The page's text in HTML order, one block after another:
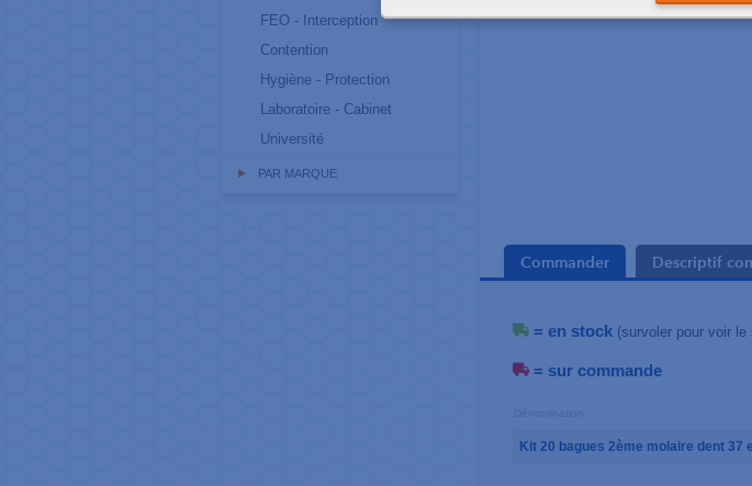
FEO - Interception
Contention
Hygiène - Protection
Laboratoire - Cabinet
Université
PAR MARQUE
Commander Descriptif
= en stock (survoler pour voir le
= sur commande
Kit 20 bagues 2ème molaire dent 37